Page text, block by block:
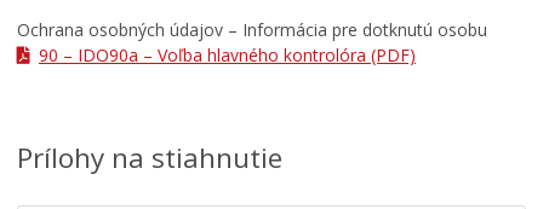
Ochrana osobných údajov – Informácia pre dotknutú osobu
90 – IDO90a – Voľba hlavného kontrolóra (PDF)
Prílohy na stiahnutie